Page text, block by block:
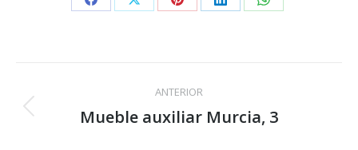
Share Share Share Share Share
Navegación
entre
ANTERIOR
Proyecto
Mueble auxiliar Murcia, 3